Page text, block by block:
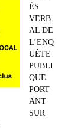
ÈS
VERB
AL DE
L’ENQ
UÊTE
PUBLI
QUE
PORT
ANT
SUR